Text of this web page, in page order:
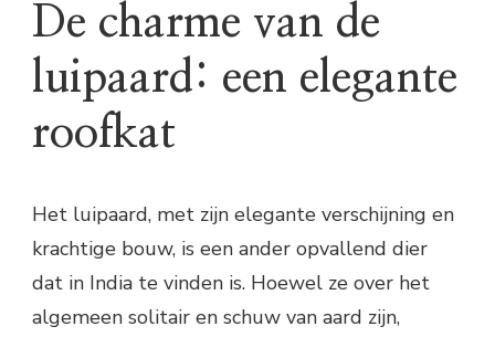
De charme van de
luipaard: een elegante
roofkat
Het luipaard, met zijn elegante verschijning en
krachtige bouw, is een ander opvallend dier
dat in India te vinden is. Hoewel ze over het
algemeen solitair en schuw van aard zijn,